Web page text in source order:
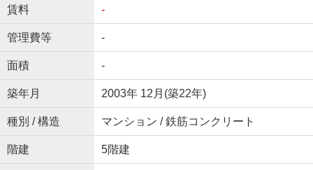
賃料 -
管理費等 -
面積 -
築年月 2003年 12月(築22年)
種別 / 構造 マンション / 鉄筋コンクリート
階建 5階建